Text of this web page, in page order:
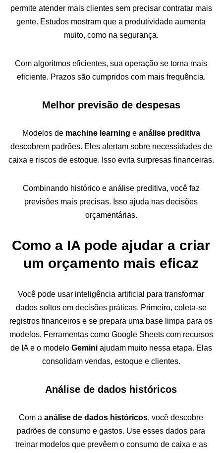
permite atender mais clientes sem precisar contratar mais
gente. Estudos mostram que a produtividade aumenta
muito, como na segurança.
Com algoritmos eficientes, sua operação se torna mais
eficiente. Prazos são cumpridos com mais frequência.
Melhor previsão de despesas
Modelos de machine learning e análise preditiva
descobrem padrões. Eles alertam sobre necessidades de
caixa e riscos de estoque. Isso evita surpresas financeiras.
Combinando histórico e análise preditiva, você faz
previsões mais precisas. Isso ajuda nas decisões
orçamentárias.
Como a IA pode ajudar a criar
um orçamento mais eficaz
Você pode usar inteligência artificial para transformar
dados soltos em decisões práticas. Primeiro, coleta-se
registros financeiros e se prepara uma base limpa para os
modelos. Ferramentas como Google Sheets com recursos
de IA e o modelo Geminiajudam muito nessa etapa. Elas
consolidam vendas, estoque e clientes.
Análise de dados históricos
Com a análise de dados históricos, você descobre
padrões de consumo e gastos. Use esses dados para
treinar modelos que prevêem o consumo de caixa e as